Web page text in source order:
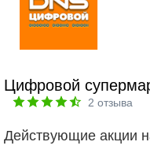
Цифровой
2 отзыва
Действующие акции